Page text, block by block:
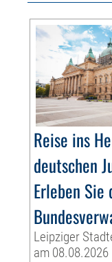
Reise ins
deutschen
Erleben Sie
Leipziger
am 08.08.2026